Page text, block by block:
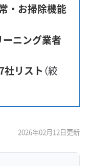
・お掃除機能
ニング業者
社リスト （絞
2026年02月12日更新